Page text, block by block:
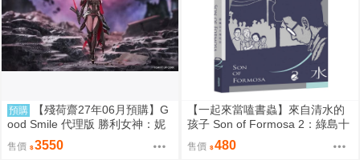
預購
【殘荷齋27年06月預購】G
ood Smile 代理版 勝利女神：妮
姬 紅蓮：暗影 Hyper Body 可動
0917
售價 3550
【一起來當嗑書蟲】來自清水的
孩子 Son of Formosa 2：綠島十
售價 480